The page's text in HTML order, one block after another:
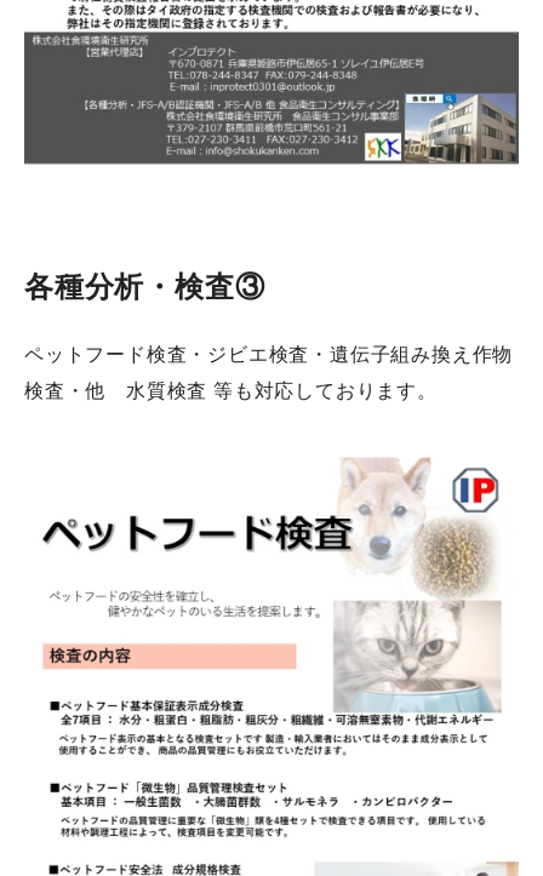
各種分析・検査③
ペットフード検査・ジビエ検査・遺伝子組み換え作物
検査・他 水質検査 等も対応しております。